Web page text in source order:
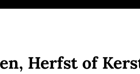
Herfst of